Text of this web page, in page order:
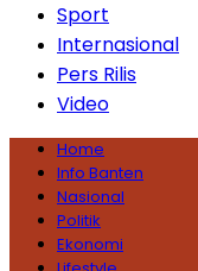
Sport
Internasional
Pers Rilis
Video
Home
Info Banten
Nasional
Politik
Ekonomi